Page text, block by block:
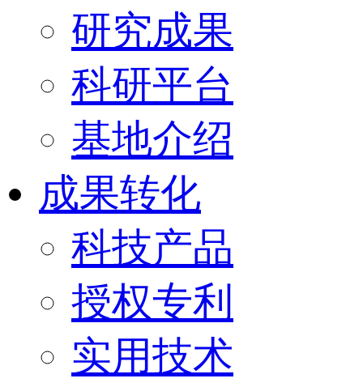
研究成果
科研平台
基地介绍
成果转化
科技产品
授权专利
实用技术